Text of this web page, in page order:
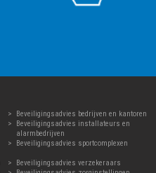
Beveiligingsadvies bedrijven en kantoren
Beveiligingsadvies installateurs en
alarmbedrijven
Beveiligingsadvies sportcomplexen
Beveiligingsadvies verzekeraars